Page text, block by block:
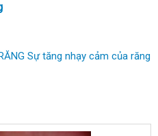
Sự tăng nhạy cảm của răng